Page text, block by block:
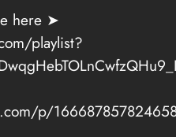
here ➤
playlist?
p/